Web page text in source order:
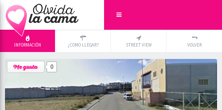
INFORMACIÓN ¿COMO LLEGAR? STREET VIEW VOLVER
0